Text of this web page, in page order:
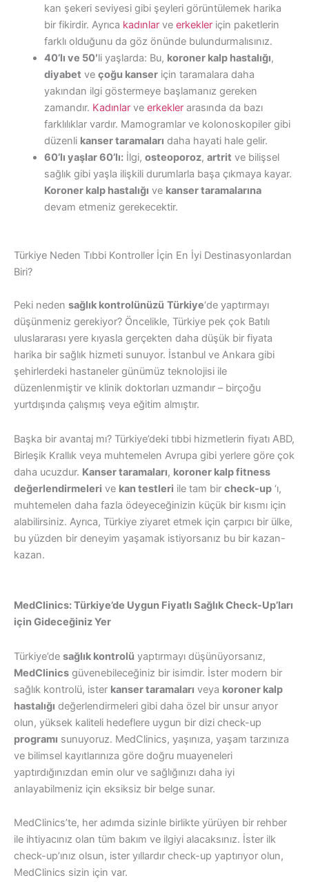
kan şekeri seviyesi gibi şeyleri görüntülemek harika
bir fikirdir. Ayrıca kadınlarve erkekleriçin paketlerin
farklı olduğunu da göz önünde bulundurmalısınız.
40’lı ve 50′li yaşlarda: Bu, koroner kalp hastalığı,
diyabet ve çoğu kanseriçin taramalara daha
yakından ilgi göstermeye başlamanız gereken
zamandır. Kadınlarve erkeklerarasında da bazı
farklılıklar vardır. Mamogramlar ve kolonoskopiler gibi
düzenli kanser taramaları daha hayati hale gelir.
60’lı yaşlar 60’lı:İlgi, osteoporoz, artrit ve bilişsel
sağlık gibi yaşla ilişkili durumlarla başa çıkmaya kayar.
Koroner kalp hastalığı ve kanser taramalarına
devam etmeniz gerekecektir.
Türkiye Neden Tıbbi Kontroller İçin En İyi Destinasyonlardan
Biri?
Peki neden sağlık kontrolünüzü Türkiye‘de yaptırmayı
düşünmeniz gerekiyor? Öncelikle, Türkiye pek çok Batılı
uluslararası yere kıyasla gerçekten daha düşük bir fiyata
harika bir sağlık hizmeti sunuyor. İstanbul ve Ankara gibi
şehirlerdeki hastaneler günümüz teknolojisi ile
düzenlenmiştir ve klinik doktorları uzmandır – birçoğu
yurtdışında çalışmış veya eğitim almıştır.
Başka bir avantaj mı? Türkiye’deki tıbbi hizmetlerin fiyatı ABD,
Birleşik Krallık veya muhtemelen Avrupa gibi yerlere göre çok
daha ucuzdur. Kanser taramaları, koroner kalp fitness
değerlendirmeleri ve kan testleri ile tam bir check-up ‘ı,
muhtemelen daha fazla ödeyeceğinizin küçük bir kısmı için
alabilirsiniz. Ayrıca, Türkiye ziyaret etmek için çarpıcı bir ülke,
bu yüzden bir deneyim yaşamak istiyorsanız bu bir kazan-
kazan.
MedClinics: Türkiye’de Uygun Fiyatlı Sağlık Check-Up’ları
için Gideceğiniz Yer
Türkiye’de sağlık kontrolü yaptırmayı düşünüyorsanız,
MedClinics güvenebileceğiniz bir isimdir. İster modern bir
sağlık kontrolü, ister kanser taramaları veya koroner kalp
hastalığı değerlendirmeleri gibi daha özel bir unsur arıyor
olun, yüksek kaliteli hedeflere uygun bir dizi check-up
programı sunuyoruz. MedClinics, yaşınıza, yaşam tarzınıza
ve bilimsel kayıtlarınıza göre doğru muayeneleri
yaptırdığınızdan emin olur ve sağlığınızı daha iyi
anlayabilmeniz için eksiksiz bir belge sunar.
MedClinics’te, her adımda sizinle birlikte yürüyen bir rehber
ile ihtiyacınız olan tüm bakım ve ilgiyi alacaksınız. İster ilk
check-up’ınız olsun, ister yıllardır check-up yaptırıyor olun,
MedClinics sizin için var.